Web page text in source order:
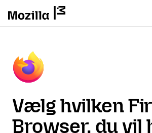
Vælg hvilken
Browser, du vil